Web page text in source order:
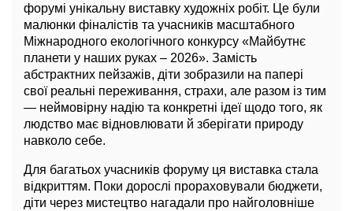
форумі унікальну виставку художніх робіт. Це були
малюнки фіналістів та учасників масштабного
Міжнародного екологічного конкурсу «Майбутнє
планети у наших руках – 2026». Замість
абстрактних пейзажів, діти зобразили на папері
свої реальні переживання, страхи, але разом із тим
— неймовірну надію та конкретні ідеї щодо того, як
людство має відновлювати й зберігати природу
навколо себе.
Для багатьох учасників форуму ця виставка стала
відкриттям. Поки дорослі прораховували бюджети,
діти через мистецтво нагадали про найголовніше